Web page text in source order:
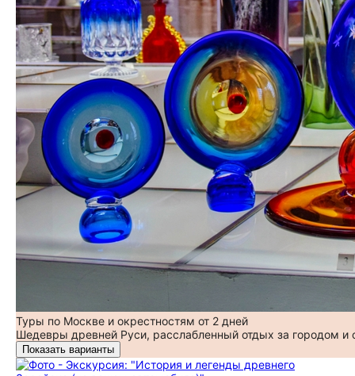
Туры по Москве и окрестностям от 2 дней
Шедевры древней Руси, расслабленный отдых за городом
Показать варианты